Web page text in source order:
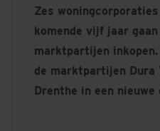
Zes
komende vijf jaar
marktpartijen
de marktpartijen Dura
Drenthe in een